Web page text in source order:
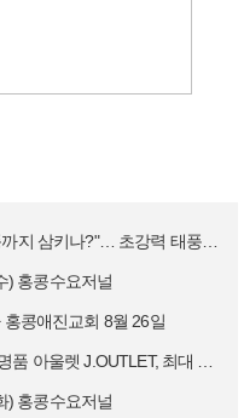
나?"… 초강력 태풍 '돌핀' 세력 재확…
) 홍콩수요저널
콩애진교회 8월 26일
렛 J.OUTLET, 최대 90% 빅 세일…
) 홍콩수요저널